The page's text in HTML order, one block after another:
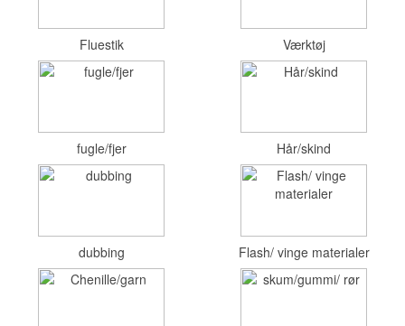
Fluestik Værktøj
fugle/fjer Hår/skind
dubbing Flash/ vinge materialer